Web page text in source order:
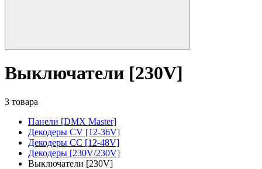
Выключатели [230V]
3 товара
Панели [DMX Master]
Декодеры CV [12-36V]
Декодеры CC [12-48V]
Декодеры [230V/230V]
Выключатели [230V]